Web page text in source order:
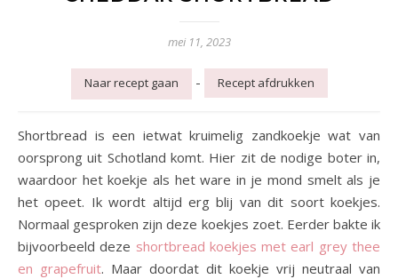
mei 11, 2023
Naar recept gaan - Recept afdrukken
Shortbread is een ietwat kruimelig zandkoekje wat van
oorsprong uit Schotland komt. Hier zit de nodige boter in,
waardoor het koekje als het ware in je mond smelt als je
het opeet. Ik wordt altijd erg blij van dit soort koekjes.
Normaal gesproken zijn deze koekjes zoet. Eerder bakte ik
bijvoorbeeld deze shortbread koekjes met earl grey thee
en grapefruit. Maar doordat dit koekje vrij neutraal van